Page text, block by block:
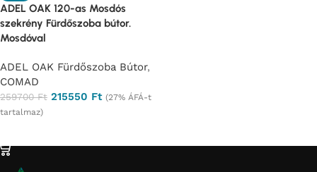
ADEL OAK 120-as Mosdós
szekrény Fürdőszoba bútor.
Mosdóval
ADEL OAK Fürdőszoba Bútor,
COMAD
259700Ft 215550 Ft (27% ÁFÁ-t
tartalmaz)